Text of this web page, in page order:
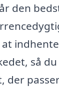
den
så
der